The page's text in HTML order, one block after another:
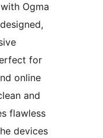
Ogma
for
online
and
flawless
devices